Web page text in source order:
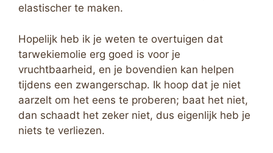
elastischer te maken.
Hopelijk heb ik je weten te overtuigen dat
tarwekiemolie erg goed is voor je
vruchtbaarheid, en je bovendien kan helpen
tijdens een zwangerschap. Ik hoop dat je niet
aarzelt om het eens te proberen; baat het niet,
dan schaadt het zeker niet, dus eigenlijk heb je
niets te verliezen.